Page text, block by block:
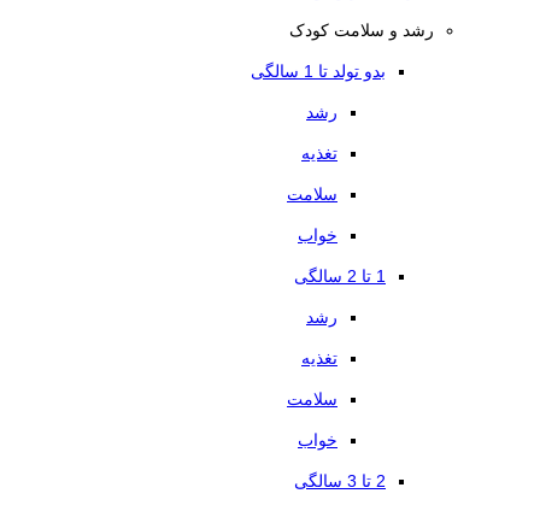
رشد و سلامت کودک
بدو تولد تا 1 سالگی
رشد
تغذیه
سلامت
خواب
1 تا 2 سالگی
رشد
تغذیه
سلامت
خواب
2 تا 3 سالگی